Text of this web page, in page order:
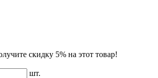
скидку 5% на этот товар!
шт.